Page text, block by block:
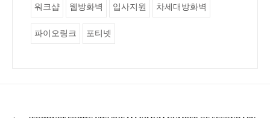
워크샵 웹방화벽 입사지원 차세대방화벽
파이오링크 포티넷